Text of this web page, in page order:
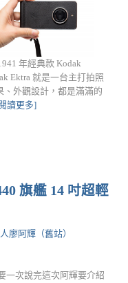
年經典款 Kodak
Ektra 就是一台主打拍照
外觀設計，都是滿滿的
讀更多]
旗艦 14 吋超輕
廖阿輝（舊站）
一次說完這次阿輝要介紹